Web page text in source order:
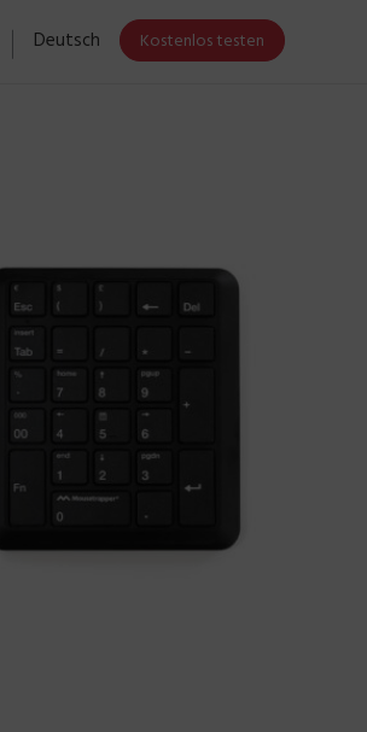
Deutsch Kostenlos testen